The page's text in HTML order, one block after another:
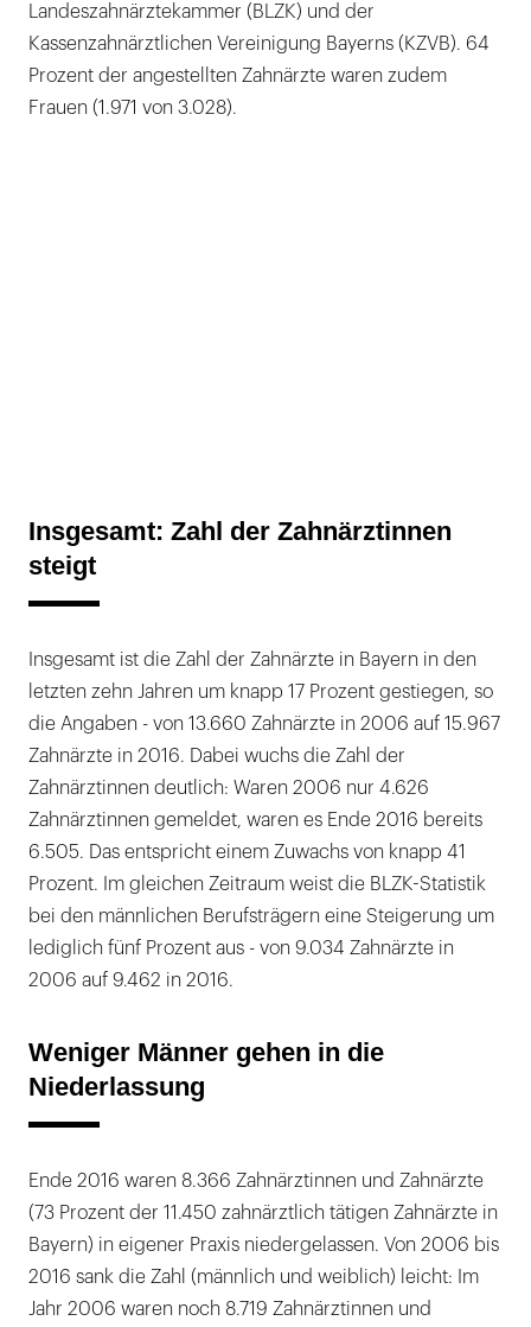
Landeszahnärztekammer (BLZK) und der
Kassenzahnärztlichen Vereinigung Bayerns (KZVB). 64
Prozent der angestellten Zahnärzte waren zudem
Frauen (1.971 von 3.028).
Insgesamt: Zahl der Zahnärztinnen
steigt
Insgesamt ist die Zahl der Zahnärzte in Bayern in den
letzten zehn Jahren um knapp 17 Prozent gestiegen, so
die Angaben - von 13.660 Zahnärzte in 2006 auf 15.967
Zahnärzte in 2016. Dabei wuchs die Zahl der
Zahnärztinnen deutlich: Waren 2006 nur 4.626
Zahnärztinnen gemeldet, waren es Ende 2016 bereits
6.505. Das entspricht einem Zuwachs von knapp 41
Prozent. Im gleichen Zeitraum weist die BLZK-Statistik
bei den männlichen Berufsträgern eine Steigerung um
lediglich fünf Prozent aus - von 9.034 Zahnärzte in
2006 auf 9.462 in 2016.
Weniger Männer gehen in die
Niederlassung
Ende 2016 waren 8.366 Zahnärztinnen und Zahnärzte
(73 Prozent der 11.450 zahnärztlich tätigen Zahnärzte in
Bayern) in eigener Praxis niedergelassen. Von 2006 bis
2016 sank die Zahl (männlich und weiblich) leicht: Im
Jahr 2006 waren noch 8.719 Zahnärztinnen und